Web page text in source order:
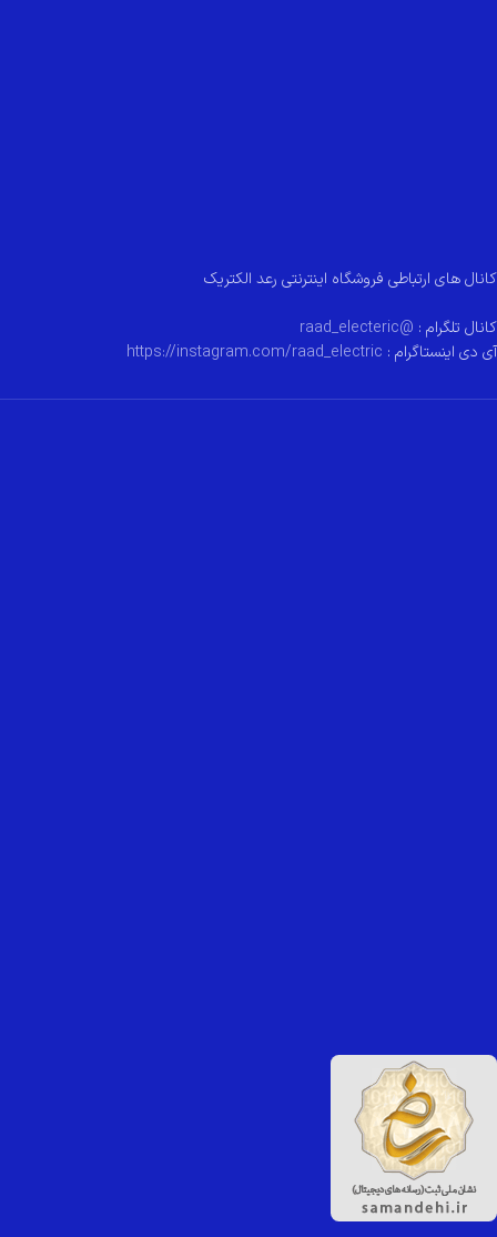
کانال های ارتباطی فروشگاه اینترنتی رعد الکتریک
کانال تلگرام : @raad_electeric
آی دی اینستاگرام : https://instagram.com/raad_electric